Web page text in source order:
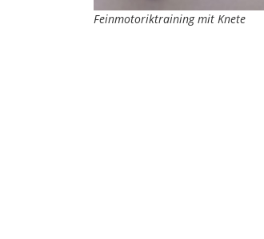
Feinmotoriktraining mit Knete